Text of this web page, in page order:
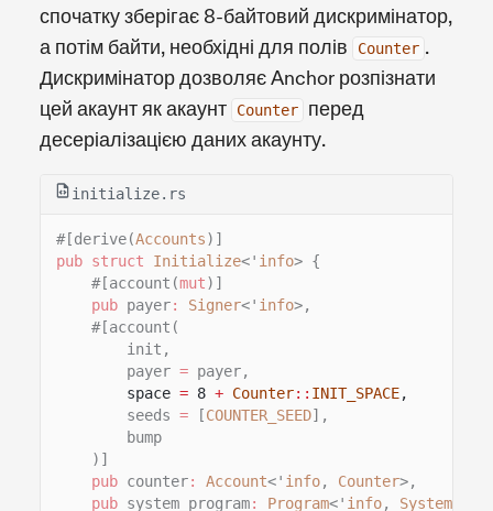
спочатку зберігає 8-байтовий дискримінатор,
а потім байти, необхідні для полів
Counter .
Дискримінатор дозволяє Anchor розпізнати
цей акаунт як акаунт
Counter
перед
десеріалізацією даних акаунту.
initialize.rs
#[derive(Accounts)]
pub struct
Initialize<' info> {
#[account(mut)]
pub payer: Signer<' info>,
#[account(
init,
payer = payer,
space = 8 + Counter:: INIT_SPACE,
seeds = [COUNTER_SEED],
bump
)]
pub counter: Account<' info, Counter>,
pub system_program: Program<' info, System